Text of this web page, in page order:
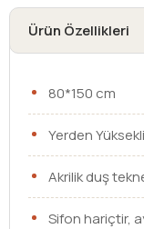
Ürün Özellikleri
80*150 cm
Yerden
Akrilik duş
Sifon hariçtir,